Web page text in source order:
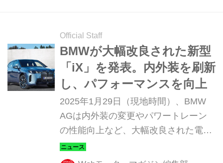
Official Staff
BMWが大幅改良された新型
「iX」を発表。内外装を刷新
し、パフォーマンスを向上
2025年1月29日（現地時間）、BMW
AGは内外装の変更やパワートレーン
の性能向上など、大幅改良された電気
自動車のSAV「iX」を発表した。